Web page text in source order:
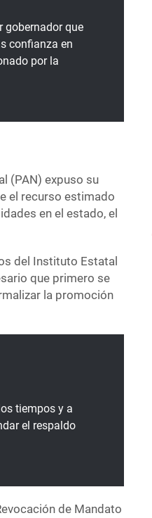
gobernador que
confianza en
por la
(PAN) expuso su
el recurso estimado
en el estado, el
del Instituto Estatal
que primero se
la promoción
tiempos y a
el respaldo
de Mandato